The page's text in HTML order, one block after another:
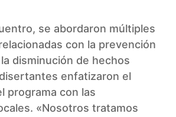
se abordaron múltiples
con la prevención
disminución de hechos
enfatizaron el
programa con las
«Nosotros tratamos